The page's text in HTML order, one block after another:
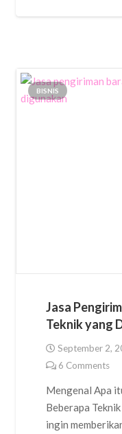
BISNIS
Jasa
Teknik yang
September 2,
6 Comments
Mengenal Apa
Beberapa
ingin